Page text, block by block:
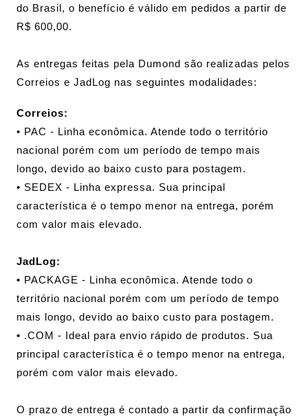
BICO
do Brasil, o benefício é válido em pedidos a partir de
R$ 600,00.
As entregas feitas pela Dumond são realizadas pelos
Correios e JadLog nas seguintes modalidades:
Correios:
• PAC - Linha econômica. Atende todo o território
nacional porém com um período de tempo mais
longo, devido ao baixo custo para postagem.
• SEDEX - Linha expressa. Sua principal
característica é o tempo menor na entrega, porém
com valor mais elevado.
JadLog:
• PACKAGE - Linha econômica. Atende todo o
território nacional porém com um período de tempo
mais longo, devido ao baixo custo para postagem.
• .COM - Ideal para envio rápido de produtos. Sua
principal característica é o tempo menor na entrega,
porém com valor mais elevado.
O prazo de entrega é contado a partir da confirmação